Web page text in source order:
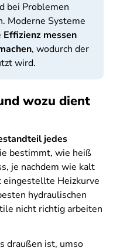
bei Problemen
Moderne Systeme
Effizienz messen
, wodurch der
wird.
wozu dient
jedes
bestimmt, wie heiß
je nachdem wie kalt
eingestellte Heizkurve
hydraulischen
nicht richtig arbeiten
draußen ist, umso